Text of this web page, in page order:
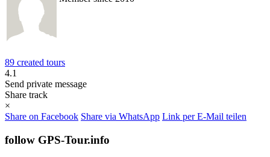
89 created tours
4.1
Send private message
Share track
×
Share on Facebook Share via WhatsApp Link per E-Mail teilen
follow GPS-Tour.info